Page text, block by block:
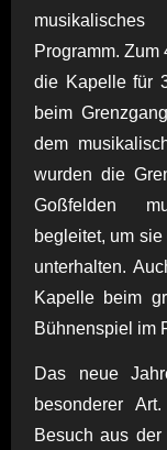
Programm.
die Kapelle für
beim
dem
wurden die
Goßfelden
begleitet, um
unterhalten.
Kapelle beim
Bühnenspiel im
Das neue
besonderer
Besuch aus